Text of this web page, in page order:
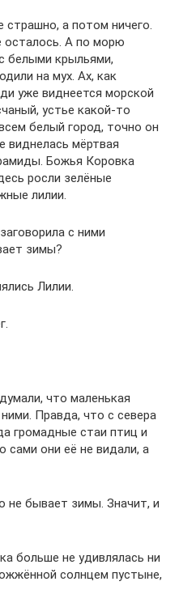
а потом ничего.
осталось. А по морю
белыми крыльями,
на мух. Ах, как
уже виднеется морской
устье какой-то
белый город, точно он
виднелась мёртвая
Божья Коровка
росли зелёные
лилии.
с ними
зимы?
Лилии.
что маленькая
Правда, что с севера
громадные стаи птиц и
сами они её не видали, а
не бывает зимы. Значит, и
больше не удивлялась ни
солнцем пустыне,